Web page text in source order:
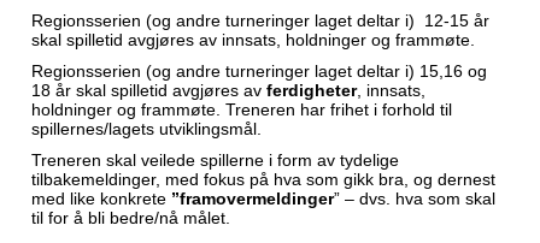
Regionsserien (og andre turneringer laget deltar i) 12-15 år
skal spilletid avgjøres av innsats, holdninger og frammøte.
Regionsserien (og andre turneringer laget deltar i) 15,16 og
18 år skal spilletid avgjøres av ferdigheter, innsats,
holdninger og frammøte. Treneren har frihet i forhold til
spillernes/lagets utviklingsmål.
Treneren skal veilede spillerne i form av tydelige
tilbakemeldinger, med fokus på hva som gikk bra, og dernest
med like konkrete ”framovermeldinger” – dvs. hva som skal
til for å bli bedre/nå målet.